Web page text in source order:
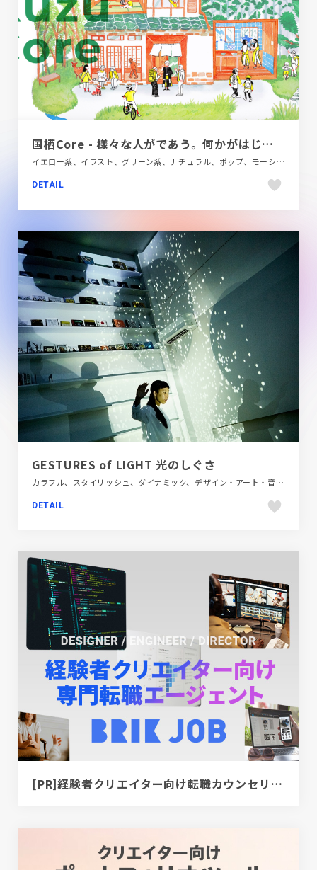
国栖Core - 様々な人がであう。何かがはじまる。
イエロー系、イラスト、グリーン系、ナチュラル、ポップ、モーション多め、大きめ写真、施設・店舗サイト、旅行・ホテル・観光
DETAIL
GESTURES of LIGHT 光のしぐさ
カラフル、スタイリッシュ、ダイナミック、デザイン・アート・音楽・文芸、ブラック系 、ホワイト系、モーション多め、映像
DETAIL
[PR]経験者クリエイター向け転職カウンセリング｜デザイナー / ディレクター / エンジニア